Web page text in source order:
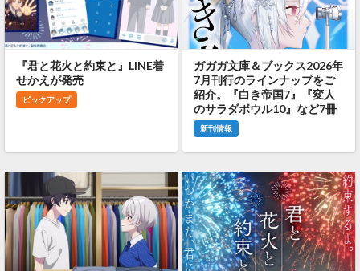
『君と花火と約束と』LINE着
せかえが発売
ピックアップ
ガガガ文庫＆ブックス2026年
7月刊行のラインナップをご
紹介。『白き帝国7』『変人
のサラダボウル10』など7冊
新刊情報